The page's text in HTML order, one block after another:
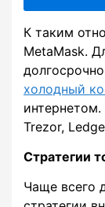
К таким
MetaMask.
холодный
Trezor,
Стратегии
Чаще всего